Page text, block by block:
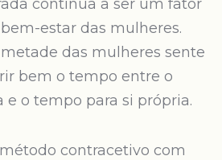
continua a ser um fator
estar das mulheres.
das mulheres sente
bem o tempo entre o
e o tempo para si própria.
contracetivo com